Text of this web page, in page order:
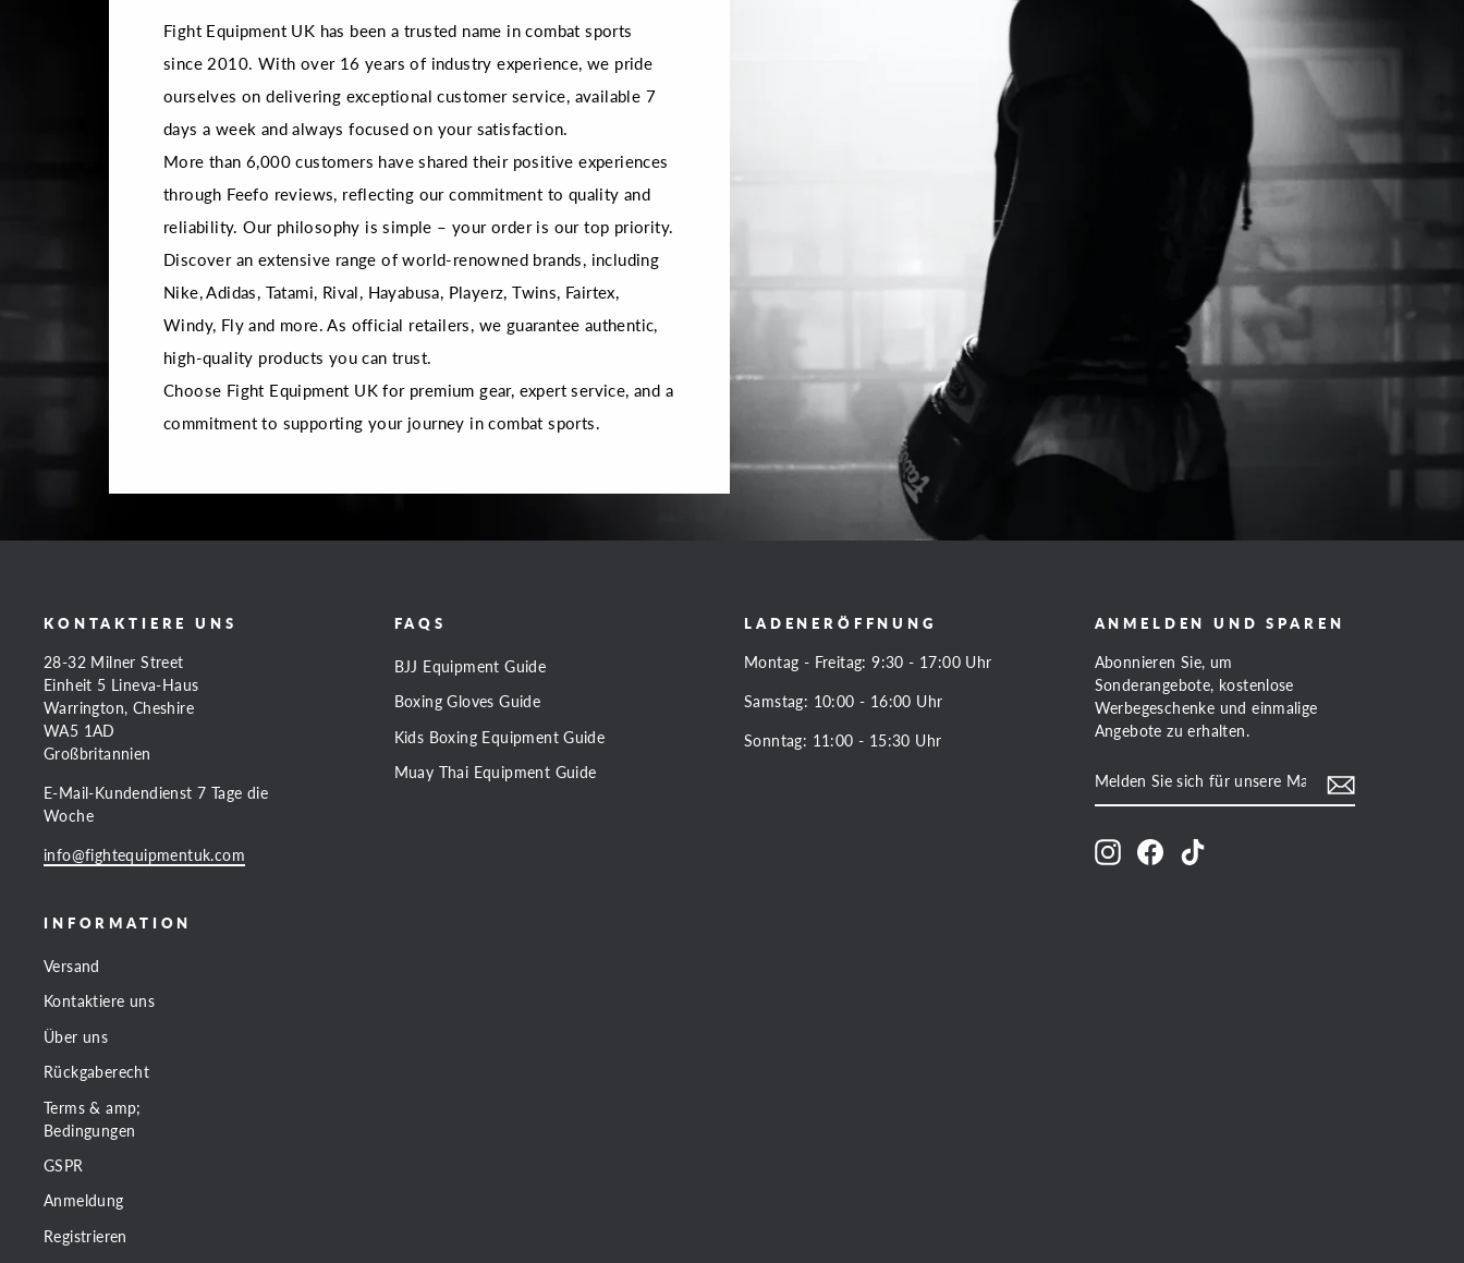
Fight Equipment UK has been a trusted name in combat sports
since 2010. With over 16 years of industry experience, we pride
ourselves on delivering exceptional customer service, available 7
days a week and always focused on your satisfaction.
More than 6,000 customers have shared their positive experiences
through Feefo reviews, reflecting our commitment to quality and
reliability. Our philosophy is simple – your order is our top priority.
Discover an extensive range of world-renowned brands, including
Nike, Adidas, Tatami, Rival, Hayabusa, Playerz, Twins, Fairtex,
Windy, Fly and more. As official retailers, we guarantee authentic,
high-quality products you can trust.
Choose Fight Equipment UK for premium gear, expert service, and a
commitment to supporting your journey in combat sports.
KONTAKTIERE UNS
28-32 Milner Street
Einheit 5 Lineva-Haus
Warrington, Cheshire
WA5 1AD
Großbritannien
E-Mail-Kundendienst 7 Tage die
Woche
info@fightequipmentuk.com
FAQS
BJJ Equipment Guide
Boxing Gloves Guide
Kids Boxing Equipment Guide
Muay Thai Equipment Guide
LADENERÖFFNUNG
Montag - Freitag: 9:30 - 17:00 Uhr
Samstag: 10:00 - 16:00 Uhr
Sonntag: 11:00 - 15:30 Uhr
ANMELDEN UND SPAREN
Abonnieren Sie, um
Sonderangebote, kostenlose
Werbegeschenke und einmalige
Angebote zu erhalten.
SIE
SICH
UNSERE
MAILINGLISTE
InstagramFacebookTikTok
INFORMATION
Versand
Kontaktiere uns
Über uns
Rückgaberecht
Terms & amp;
Bedingungen
GSPR
Anmeldung
Registrieren